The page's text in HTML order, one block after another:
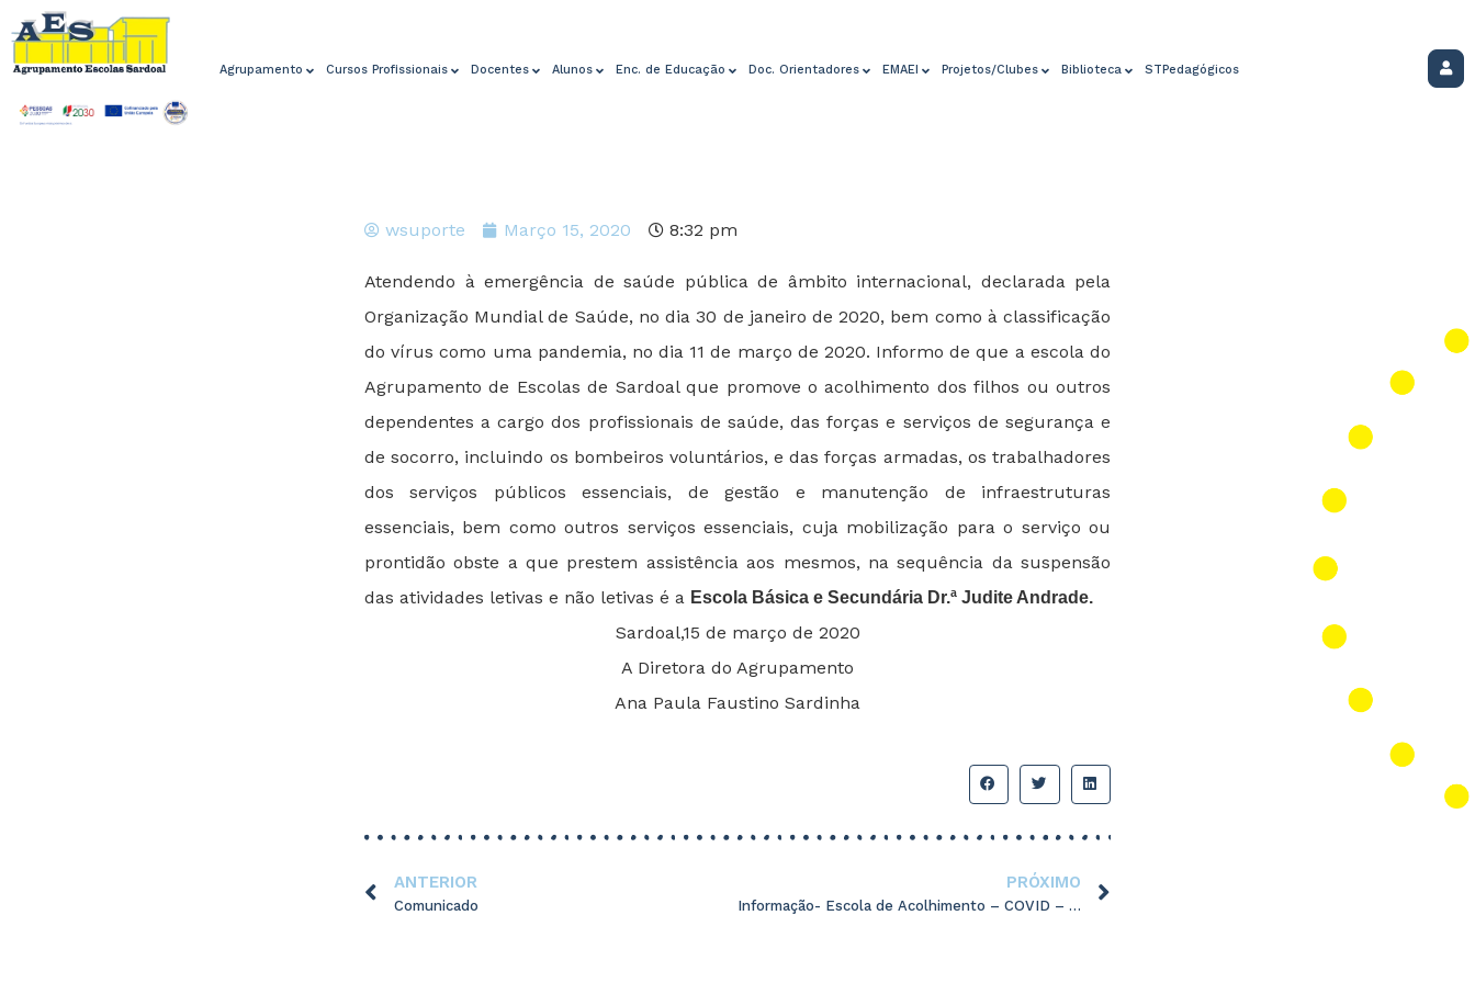
Agrupamento Cursos Profissionais Docentes Alunos Enc. de Educação Doc. Orientadores EMAEI Projetos/Clubes Biblioteca STPedagógicos
wsuporte Março 15, 2020 8:32 pm
Atendendo à emergência de saúde pública de âmbito internacional, declarada pela
Organização Mundial de Saúde, no dia 30 de janeiro de 2020, bem como à classificação
do vírus como uma pandemia, no dia 11 de março de 2020. Informo de que a escola do
Agrupamento de Escolas de Sardoal que promove o acolhimento dos filhos ou outros
dependentes a cargo dos profissionais de saúde, das forças e serviços de segurança e
de socorro, incluindo os bombeiros voluntários, e das forças armadas, os trabalhadores
dos serviços públicos essenciais, de gestão e manutenção de infraestruturas
essenciais, bem como outros serviços essenciais, cuja mobilização para o serviço ou
prontidão obste a que prestem assistência aos mesmos, na sequência da suspensão
das atividades letivas e não letivas é a Escola Básica e Secundária Dr.ª Judite Andrade.
Sardoal,15 de março de 2020
A Diretora do Agrupamento
Ana Paula Faustino Sardinha
ANTERIOR
Comunicado
PRÓXIMO
Informação- Escola de Acolhimento – COVID – 19